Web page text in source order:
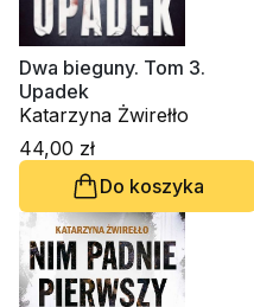
Dwa bieguny. Tom 3.
Upadek
Katarzyna Żwirełło
44,00 zł
Do koszyka